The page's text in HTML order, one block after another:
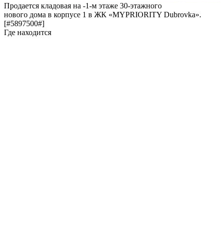
Продается кладовая на -1-м этаже 30-этажного
нового дома в корпусе 1 в ЖК «MYPRIORITY Dubrovka».
[#5897500#]
Где находится